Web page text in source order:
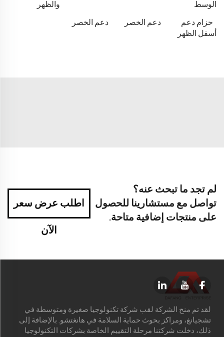
الوسط
والظهر
حزام دعم
أسفل الظهر
دعم الخصر دعم الخصر
لم تجد ما تبحث عنه؟
تواصل مع مستشارينا للحصول
على منتجات إضافية متاحة.
اطلب عرض سعر
الآن
لقد تم منح الشركة لقب شركة تكنولوجيا صغيرة ومتوسطة في
تشجيانغ، ومراكز بحوث حماية السلامة في هانغتشو. بالإضافة إلى
ذلك، دخلت شركتنا مرحلة التقييم الخاصة بشركات التكنولوجيا